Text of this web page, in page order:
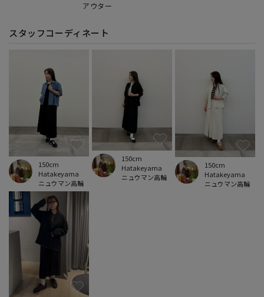
アウター
スタッフコーディネート
ニュウマン高輪
Hatakeyama
150cm
ニュウマン高輪
Hatakeyama
150cm
ニュウマン高輪
Hatakeyama
150cm